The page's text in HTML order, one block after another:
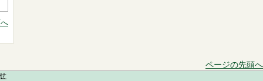
ページの先頭へ